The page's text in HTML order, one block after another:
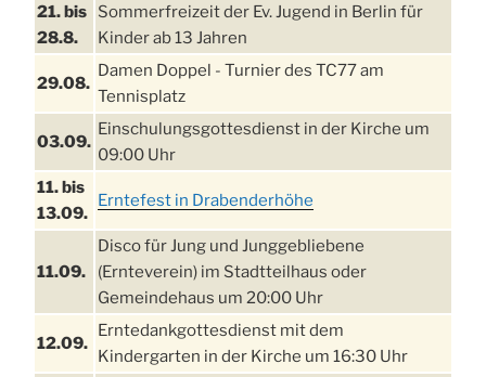
21. bis
28.8.
Sommerfreizeit der Ev. Jugend in Berlin für
Kinder ab 13 Jahren
29.08.
Damen Doppel - Turnier des TC77 am
Tennisplatz
03.09.
Einschulungsgottesdienst in der Kirche um
09:00 Uhr
11. bis
13.09.
Erntefest in Drabenderhöhe
11.09.
Disco für Jung und Junggebliebene
(Ernteverein) im Stadtteilhaus oder
Gemeindehaus um 20:00 Uhr
12.09.
Erntedankgottesdienst mit dem
Kindergarten in der Kirche um 16:30 Uhr